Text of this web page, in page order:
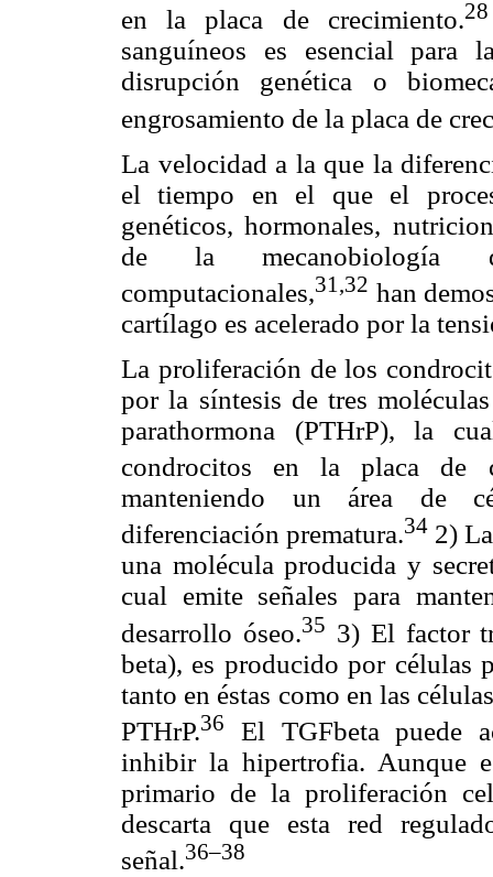
en la placa de crecimiento.28
sanguíneos es esencial para
disrupción genética o
engrosamiento de la placa de
La velocidad a la que la
el tiempo en el que el
genéticos, hormonales,
de la mecanobiología
computacionales,31,32 han
cartílago es acelerado por la
La proliferación de los
por la síntesis de tres
parathormona (PTHrP), la
condrocitos en la placa de
manteniendo un área de
diferenciación prematura.34 2)
una molécula producida y
cual emite señales para
desarrollo óseo.35 3) El factor
beta), es producido por células
tanto en éstas como en las
PTHrP.36
El TGFbeta puede
inhibir la hipertrofia. Aunque
primario de la proliferación
descarta que esta red
señal.36–38